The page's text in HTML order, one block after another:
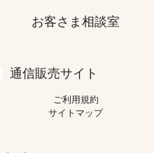
お客さま相談室
通信販売サイト
ご利用規約
サイトマップ